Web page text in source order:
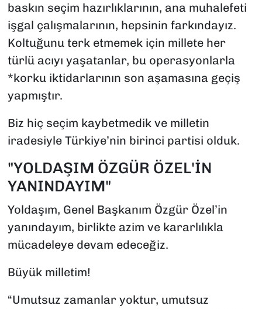
baskın seçim hazırlıklarının, ana muhalefeti
işgal çalışmalarının, hepsinin farkındayız.
Koltuğunu terk etmemek için millete her
türlü acıyı yaşatanlar, bu operasyonlarla
*korku iktidarlarının son aşamasına geçiş
yapmıştır.
Biz hiç seçim kaybetmedik ve milletin
iradesiyle Türkiye’nin birinci partisi olduk.
"YOLDAŞIM ÖZGÜR ÖZEL'İN
YANINDAYIM"
Yoldaşım, Genel Başkanım Özgür Özel’in
yanındayım, birlikte azim ve kararlılıkla
mücadeleye devam edeceğiz.
Büyük milletim!
“Umutsuz zamanlar yoktur, umutsuz